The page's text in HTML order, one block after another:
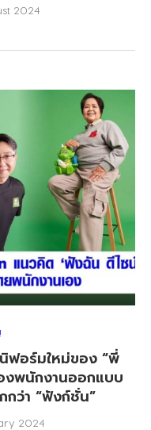
2024
ฟอร์มใหม่ของ “พี่
งพนักงานออกแบบ
กว่า “ฟังก์ชั่น”
2024